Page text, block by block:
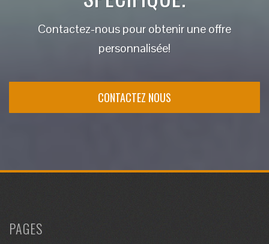
Contactez-nous pour obtenir une offre
personnalisée!
CONTACTEZ NOUS
PAGES